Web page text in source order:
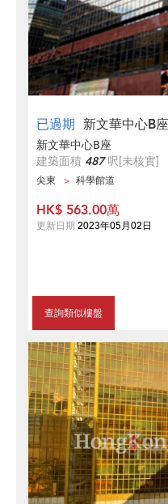
已過期 新文華中心B
新文華中心B座
建築面積 487呎[未核實]
尖東 科學館道
查詢類似樓盤
HK$ 563.00萬
更新日期 2023年05月02日